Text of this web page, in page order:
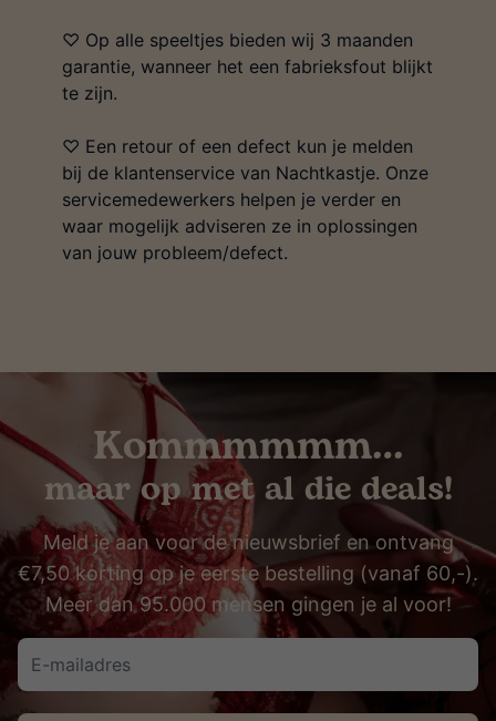
♡ Op alle speeltjes bieden wij 3 maanden
garantie, wanneer het een fabrieksfout blijkt
te zijn.
♡ Een retour of een defect kun je melden
bij de klantenservice van Nachtkastje. Onze
servicemedewerkers helpen je verder en
waar mogelijk adviseren ze in oplossingen
van jouw probleem/defect.
Kommmmmm…
maar op met al die deals!
Meld je aan voor de nieuwsbrief en ontvang
€7,50 korting op je eerste bestelling (vanaf 60,-).
Meer dan 95.000 mensen gingen je al voor!